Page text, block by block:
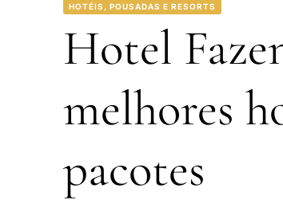
HOTÉIS, POUSADAS E RESORTS
Hotel
melhores
pacotes